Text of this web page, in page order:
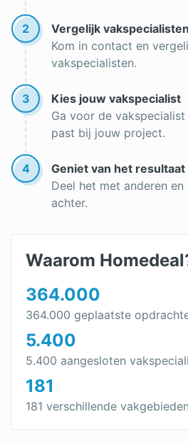
2
Vergelijk vakspecialisten
Kom in contact en
vakspecialisten.
3
Kies jouw vakspecialist
Ga voor de
past bij jouw project.
4
Geniet van het resultaat
Deel het met anderen
achter.
Waarom
364.000
364.000 geplaatste
5.400
5.400 aangesloten
181
181 verschillende vakgebieden